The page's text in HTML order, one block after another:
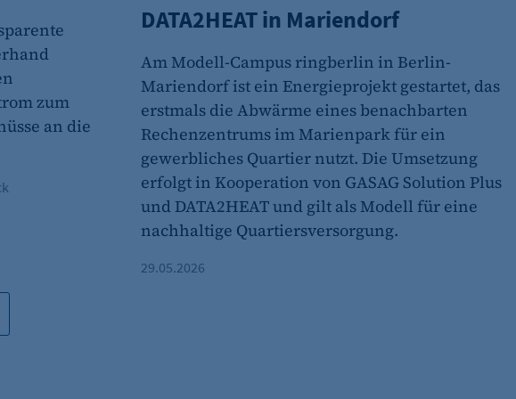
zum
an die
DATA2HEAT in Mariendorf
Am Modell-Campus ringberlin in Berlin-
Mariendorf ist ein Energieprojekt gestartet, das
erstmals die Abwärme eines benachbarten
Rechenzentrums im Marienpark für ein
gewerbliches Quartier nutzt. Die Umsetzung
erfolgt in Kooperation von GASAG Solution Plus
und DATA2HEAT und gilt als Modell für eine
nachhaltige Quartiersversorgung.
29.05.2026